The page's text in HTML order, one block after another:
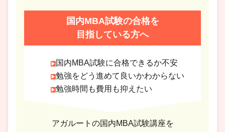
国内MBA試験の合格を
目指している方へ
国内MBA試験に合格できるか不安
勉強をどう進めて良いかわからない
勉強時間も費用も抑えたい
アガルートの国内MBA試験講座を